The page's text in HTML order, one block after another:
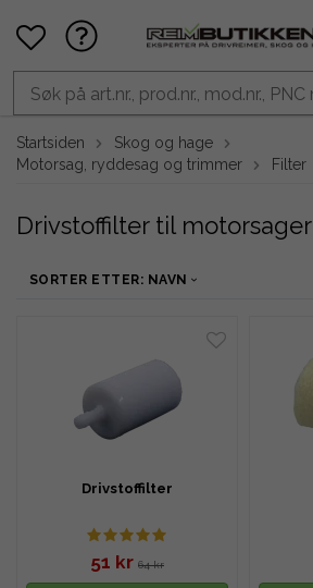
Startsiden
Skog og hage
Motorsag, ryddesag og trimmer
Filter
Drivstoffilter til motorsager
SORTER ETTER: NAVN
Drivstoffilter
51 kr 64 kr